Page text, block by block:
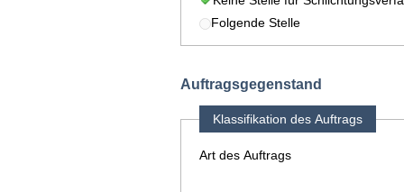
Folgende Stelle
Auftragsgegenstand
Klassifikation des Auftrags
Art des Auftrags